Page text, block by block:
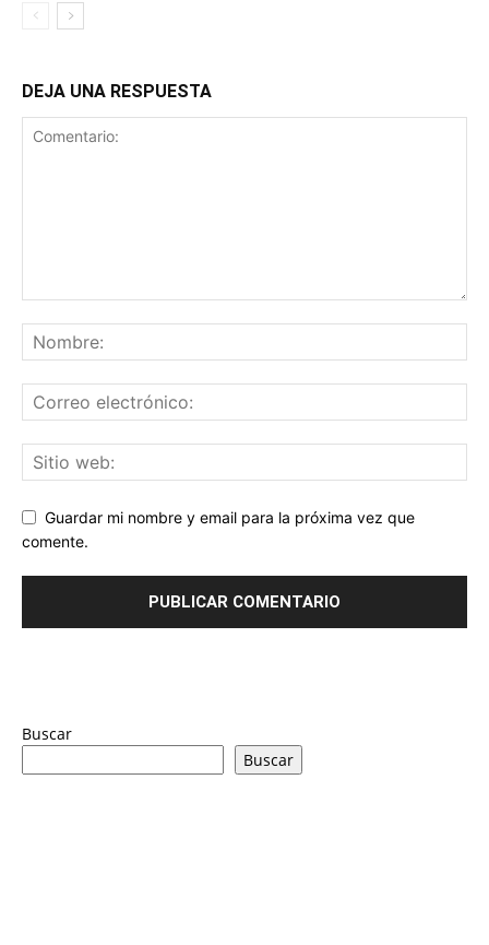
DEJA UNA RESPUESTA
Guardar mi nombre y email para la próxima vez que
comente.
Buscar
Buscar